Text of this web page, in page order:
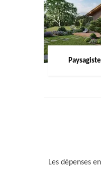
Les dépenses